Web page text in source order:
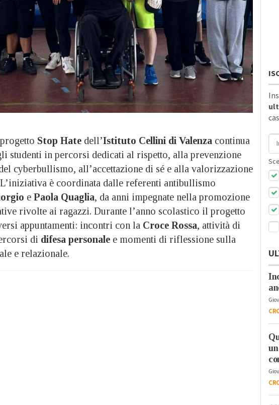
Stop Hate dell’Istituto Cellini di Valenza continua
studenti in percorsi dedicati al rispetto, alla prevenzione
cyberbullismo, all’accettazione di sé e alla valorizzazione
è coordinata dalle referenti antibullismo
e Paola Quaglia, da anni impegnate nella promozione
rivolte ai ragazzi. Durante l’anno scolastico il progetto
appuntamenti: incontri con la Croce Rossa, attività di
di difesa personale e momenti di riflessione sulla
e relazionale.